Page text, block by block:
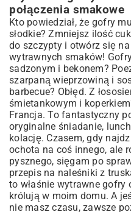
połączenia smakowe
Kto powiedział, że gofry
słodkie? Zmniejsz ilość
do szczypty i otwórz się
wytrawnych smaków!
sadzonym i bekonem?
szarpaną wieprzowiną i
barbecue? Obłęd. Z
śmietankowym i
Francja. To fantastyczny
oryginalne śniadanie,
kolację. Czasem, gdy
ochota na coś innego, ale
pysznego, sięgam po
przepis na naleśniki z
to właśnie wytrawne gofry
królują w moim domu. A
nie masz czasu, zawsze